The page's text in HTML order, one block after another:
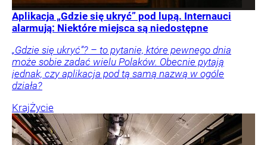
Aplikacja „Gdzie się ukryć” pod lupą. Internauci
alarmują: Niektóre miejsca są niedostępne
„Gdzie się ukryć”? – to pytanie, które pewnego dnia
może sobie zadać wielu Polaków. Obecnie pytają
jednak, czy aplikacja pod tą samą nazwą w ogóle
działa?
KrajŻycie